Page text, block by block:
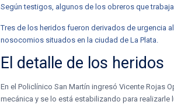
Según testigos, algunos de los obreros que
Tres de los heridos fueron derivados de urgencia
nosocomios situados en la ciudad de La Plata.
El detalle de los heridos
En el Policlínico San Martín ingresó Vicente Rojas
mecánica y se lo está estabilizando para